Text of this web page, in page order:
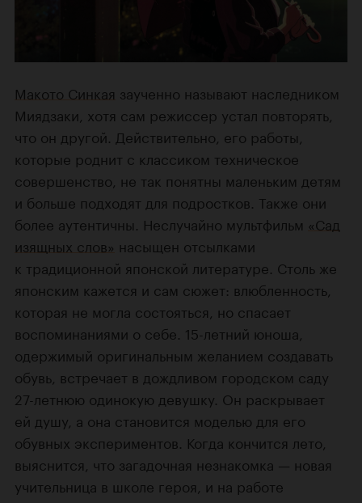
Макото Синкая заученно называют наследником
Миядзаки, хотя сам режиссер устал повторять,
что он другой. Действительно, его работы,
которые роднит с классиком техническое
совершенство, не так понятны маленьким детям
и больше подходят для подростков. Также они
более аутентичны. Неслучайно мультфильм «Сад
изящных слов» насыщен отсылками
к традиционной японской литературе. Столь же
японским кажется и сам сюжет: влюбленность,
которая не могла состояться, но спасает
воспоминаниями о себе. 15-летний юноша,
одержимый оригинальным желанием создавать
обувь, встречает в дождливом городском саду
27-летнюю одинокую девушку. Он раскрывает
ей душу, а она становится моделью для его
обувных экспериментов. Когда кончится лето,
выяснится, что загадочная незнакомка — новая
учительница в школе героя, и на работе